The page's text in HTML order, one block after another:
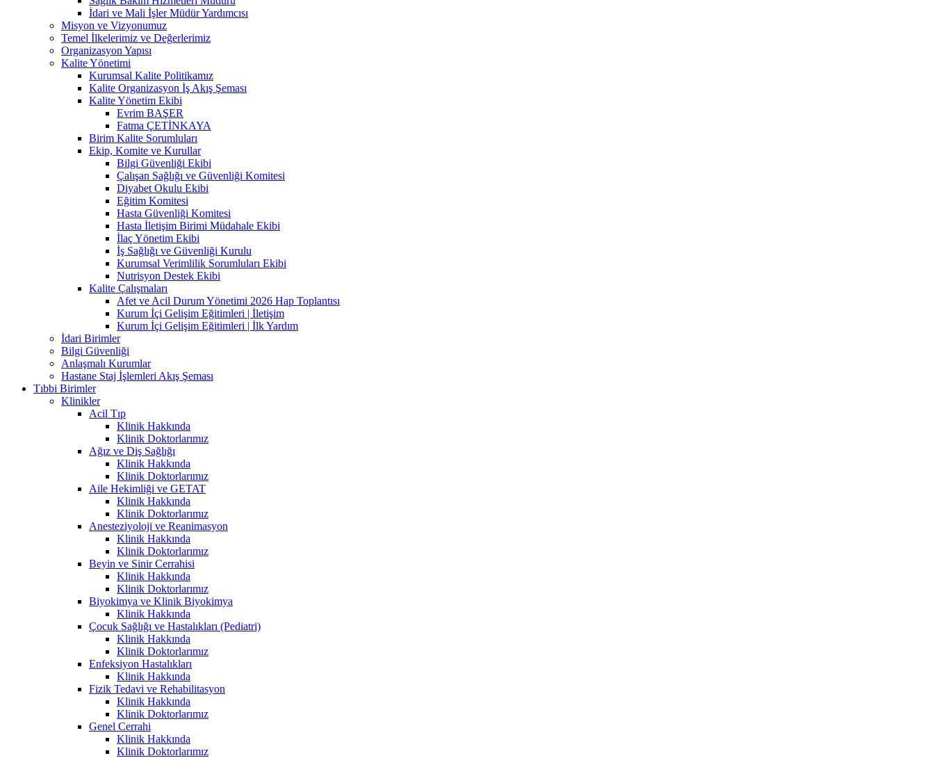
İdari ve Mali İşler Müdür Yardımcısı
Misyon ve Vizyonumuz
Temel İlkelerimiz ve Değerlerimiz
Organizasyon Yapısı
Kalite Yönetimi
Kurumsal Kalite Politikamız
Kalite Organizasyon İş Akış Şeması
Kalite Yönetim Ekibi
Evrim BAŞER
Fatma ÇETİNKAYA
Birim Kalite Sorumluları
Ekip, Komite ve Kurullar
Bilgi Güvenliği Ekibi
Çalışan Sağlığı ve Güvenliği Komitesi
Diyabet Okulu Ekibi
Eğitim Komitesi
Hasta Güvenliği Komitesi
Hasta İletişim Birimi Müdahale Ekibi
İlaç Yönetim Ekibi
İş Sağlığı ve Güvenliği Kurulu
Kurumsal Verimlilik Sorumluları Ekibi
Nutrisyon Destek Ekibi
Kalite Çalışmaları
Afet ve Acil Durum Yönetimi 2026 Hap Toplantısı
Kurum İçi Gelişim Eğitimleri | İletişim
Kurum İçi Gelişim Eğitimleri | İlk Yardım
İdari Birimler
Bilgi Güvenliği
Anlaşmalı Kurumlar
Hastane Staj İşlemleri Akış Şeması
Tıbbi Birimler
Klinikler
Acil Tıp
Klinik Hakkında
Klinik Doktorlarımız
Ağız ve Diş Sağlığı
Klinik Hakkında
Klinik Doktorlarımız
Aile Hekimliği ve GETAT
Klinik Hakkında
Klinik Doktorlarımız
Anesteziyoloji ve Reanimasyon
Klinik Hakkında
Klinik Doktorlarımız
Beyin ve Sinir Cerrahisi
Klinik Hakkında
Klinik Doktorlarımız
Biyokimya ve Klinik Biyokimya
Klinik Hakkında
Çocuk Sağlığı ve Hastalıkları (Pediatri)
Klinik Hakkında
Klinik Doktorlarımız
Enfeksiyon Hastalıkları
Klinik Hakkında
Fizik Tedavi ve Rehabilitasyon
Klinik Hakkında
Klinik Doktorlarımız
Genel Cerrahi
Klinik Hakkında
Klinik Doktorlarımız